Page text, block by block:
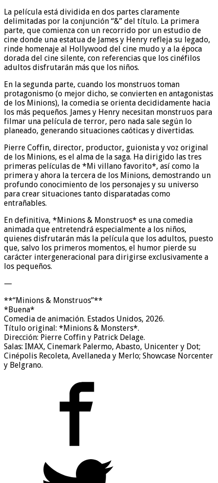
La película está dividida en dos partes claramente
delimitadas por la conjunción “&” del título. La primera
parte, que comienza con un recorrido por un estudio de
cine donde una estatua de James y Henry refleja su legado,
rinde homenaje al Hollywood del cine mudo y a la época
dorada del cine silente, con referencias que los cinéfilos
adultos disfrutarán más que los niños.
En la segunda parte, cuando los monstruos toman
protagonismo (o mejor dicho, se convierten en antagonistas
de los Minions), la comedia se orienta decididamente hacia
los más pequeños. James y Henry necesitan monstruos para
filmar una película de terror, pero nada sale según lo
planeado, generando situaciones caóticas y divertidas.
Pierre Coffin, director, productor, guionista y voz original
de los Minions, es el alma de la saga. Ha dirigido las tres
primeras películas de *Mi villano favorito*, así como la
primera y ahora la tercera de los Minions, demostrando un
profundo conocimiento de los personajes y su universo
para crear situaciones tanto disparatadas como
entrañables.
En definitiva, *Minions & Monstruos* es una comedia
animada que entretendrá especialmente a los niños,
quienes disfrutarán más la película que los adultos, puesto
que, salvo los primeros momentos, el humor pierde su
carácter intergeneracional para dirigirse exclusivamente a
los pequeños.
—
**“Minions & Monstruos”**
*Buena*
Comedia de animación. Estados Unidos, 2026.
Título original: *Minions & Monsters*.
Dirección: Pierre Coffin y Patrick Delage.
Salas: IMAX, Cinemark Palermo, Abasto, Unicenter y Dot;
Cinépolis Recoleta, Avellaneda y Merlo; Showcase Norcenter
y Belgrano.